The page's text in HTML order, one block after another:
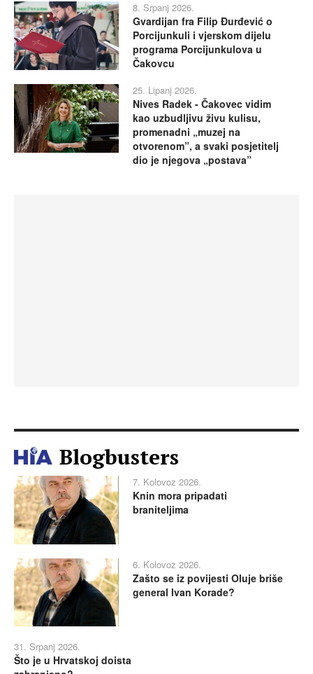
8. Srpanj 2026.
Gvardijan fra Filip Đurđević o
Porcijunkuli i vjerskom dijelu
programa Porcijunkulova u
Čakovcu
25. Lipanj 2026.
Nives Radek - Čakovec vidim
kao uzbudljivu živu kulisu,
promenadni „muzej na
otvorenom”, a svaki posjetitelj
dio je njegova „postava”
Blogbusters
7. Kolovoz 2026.
Knin mora pripadati
braniteljima
6. Kolovoz 2026.
Zašto se iz povijesti Oluje briše
general Ivan Korade?
31. Srpanj 2026.
Što je u Hrvatskoj doista